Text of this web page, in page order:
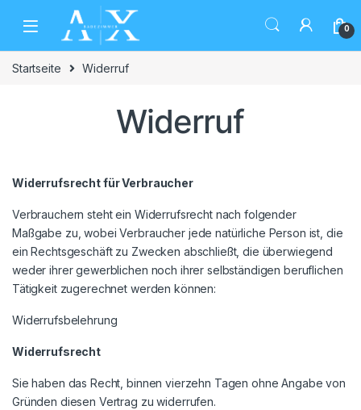
Skip to navigation
Skip to content
0
Startseite Widerruf
Widerruf
Widerrufsrecht für Verbraucher
Verbrauchern steht ein Widerrufsrecht nach folgender
Maßgabe zu, wobei Verbraucher jede natürliche Person ist, die
ein Rechtsgeschäft zu Zwecken abschließt, die überwiegend
weder ihrer gewerblichen noch ihrer selbständigen beruflichen
Tätigkeit zugerechnet werden können:
Widerrufsbelehrung
Widerrufsrecht
Sie haben das Recht, binnen vierzehn Tagen ohne Angabe von
Gründen diesen Vertrag zu widerrufen.